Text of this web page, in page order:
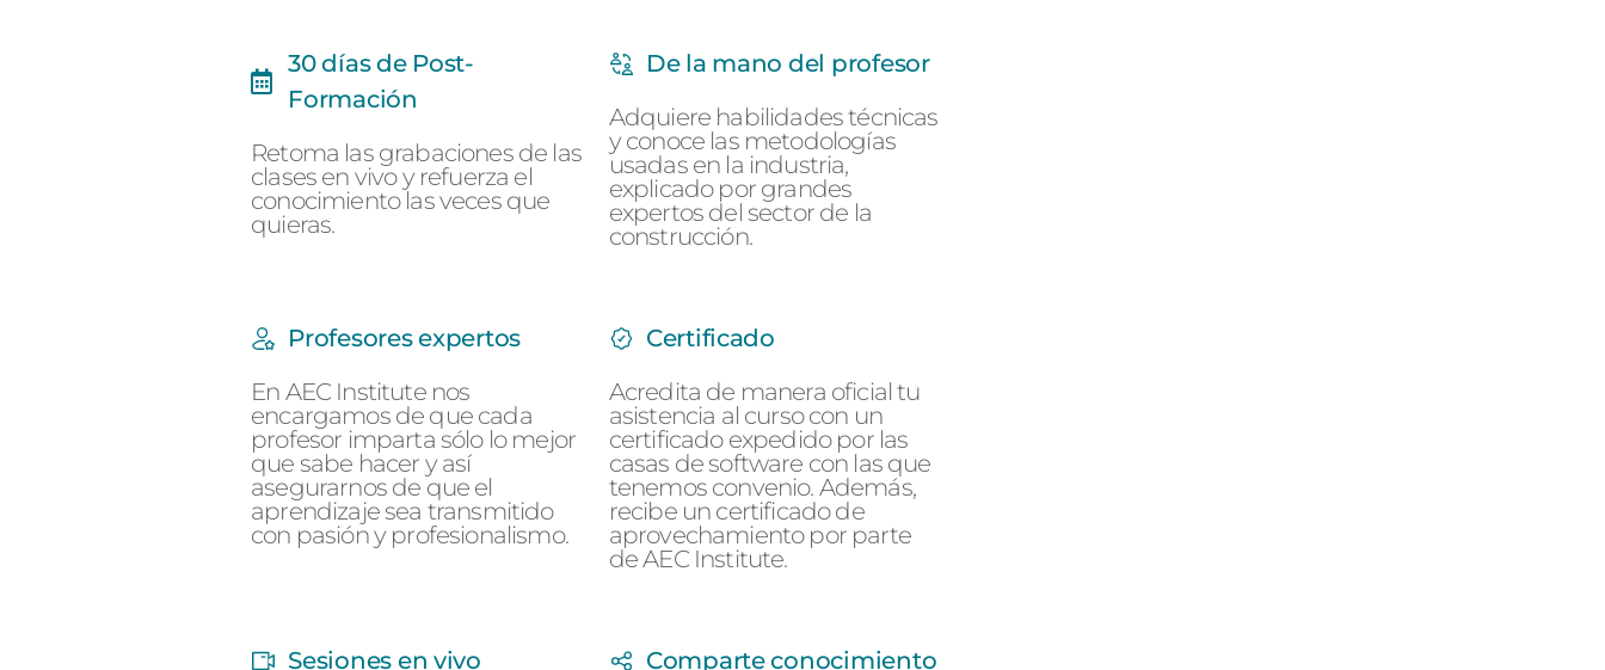
30 días de Post-
Formación
Retoma las grabaciones de las
clases en vivo y refuerza el
conocimiento las veces que
quieras.
De la mano del profesor
Adquiere habilidades técnicas
y conoce las metodologías
usadas en la industria,
explicado por grandes
expertos del sector de la
construcción.
Profesores expertos
En AEC Institute nos
encargamos de que cada
profesor imparta sólo lo mejor
que sabe hacer y así
asegurarnos de que el
aprendizaje sea transmitido
con pasión y profesionalismo.
Certificado
Acredita de manera oficial tu
asistencia al curso con un
certificado expedido por las
casas de software con las que
tenemos convenio. Además,
recibe un certificado de
aprovechamiento por parte
de AEC Institute.
Sesiones en vivo
Comparte conocimiento